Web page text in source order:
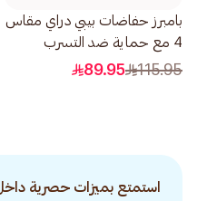
بامبرز حفاضات بيبي دراي مقاس
4 مع حماية ضد التسرب
74قطعة
115.95
89.95
استمتع بميزات حصرية